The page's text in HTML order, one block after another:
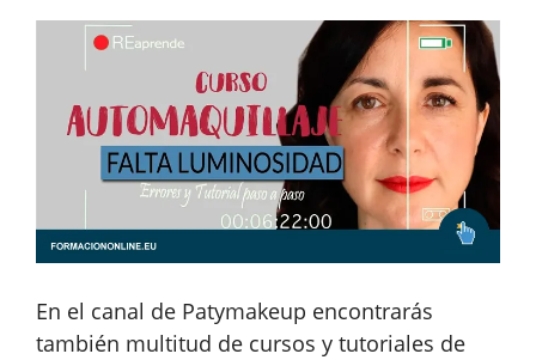
En el canal de Patymakeup encontrarás
también multitud de cursos y tutoriales de